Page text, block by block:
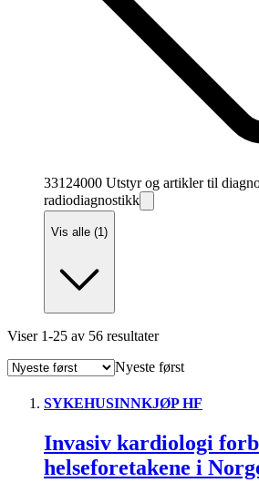
33124000 Utstyr og artikler til
radiodiagnostikk
Vis alle (1)
Viser 1-25 av 56 resultater
Nyeste først
SYKEHUSINNKJØP HF
Invasiv kardiologi
helseforetakene i